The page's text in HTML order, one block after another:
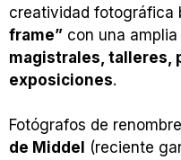
creatividad fotográfica
frame” con una
magistrales, talleres,
exposiciones.
Fotógrafos de
de Middel
(reciente